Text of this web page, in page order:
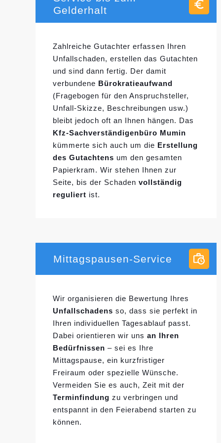
Gelderhalt
Zahlreiche Gutachter erfassen Ihren
Unfallschaden, erstellen das Gutachten
und sind dann fertig. Der damit
verbundene Bürokratieaufwand
(Fragebogen für den Anspruchsteller,
Unfall-Skizze, Beschreibungen usw.)
bleibt jedoch oft an Ihnen hängen. Das
Kfz-Sachverständigenbüro Mumin
kümmerte sich auch um die Erstellung
des Gutachtens um den gesamten
Papierkram. Wir stehen Ihnen zur
Seite, bis der Schaden vollständig
reguliert ist.
Mittagspausen-Service
Wir organisieren die Bewertung Ihres
Unfallschadens so, dass sie perfekt in
Ihren individuellen Tagesablauf passt.
Dabei orientieren wir uns an Ihren
Bedürfnissen – sei es Ihre
Mittagspause, ein kurzfristiger
Freiraum oder spezielle Wünsche.
Vermeiden Sie es auch, Zeit mit der
Terminfindung zu verbringen und
entspannt in den Feierabend starten zu
können.